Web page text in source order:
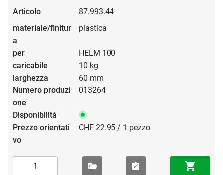
87.993.44
plastica
HELM 100
10 kg
60 mm
013264
CHF 22.95 / 1 pezzo